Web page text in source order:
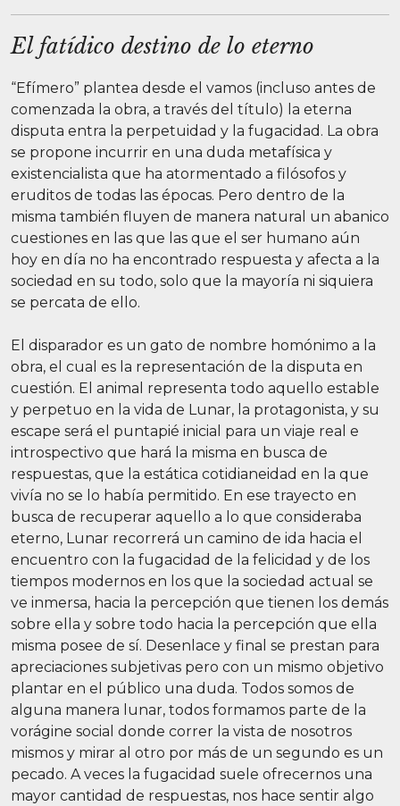
El fatídico destino de lo eterno
“Efímero” plantea desde el vamos (incluso antes de
comenzada la obra, a través del título) la eterna
disputa entra la perpetuidad y la fugacidad. La obra
se propone incurrir en una duda metafísica y
existencialista que ha atormentado a filósofos y
eruditos de todas las épocas. Pero dentro de la
misma también fluyen de manera natural un abanico
cuestiones en las que las que el ser humano aún
hoy en día no ha encontrado respuesta y afecta a la
sociedad en su todo, solo que la mayoría ni siquiera
se percata de ello.
El disparador es un gato de nombre homónimo a la
obra, el cual es la representación de la disputa en
cuestión. El animal representa todo aquello estable
y perpetuo en la vida de Lunar, la protagonista, y su
escape será el puntapié inicial para un viaje real e
introspectivo que hará la misma en busca de
respuestas, que la estática cotidianeidad en la que
vivía no se lo había permitido. En ese trayecto en
busca de recuperar aquello a lo que consideraba
eterno, Lunar recorrerá un camino de ida hacia el
encuentro con la fugacidad de la felicidad y de los
tiempos modernos en los que la sociedad actual se
ve inmersa, hacia la percepción que tienen los demás
sobre ella y sobre todo hacia la percepción que ella
misma posee de sí. Desenlace y final se prestan para
apreciaciones subjetivas pero con un mismo objetivo
plantar en el público una duda. Todos somos de
alguna manera lunar, todos formamos parte de la
vorágine social donde correr la vista de nosotros
mismos y mirar al otro por más de un segundo es un
pecado. A veces la fugacidad suele ofrecernos una
mayor cantidad de respuestas, nos hace sentir algo